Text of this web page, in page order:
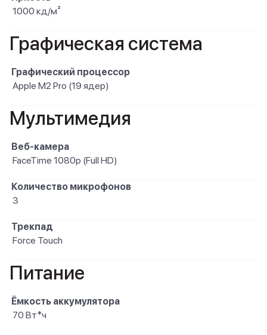
1000 кд/м²
Графическая система
Графический процессор
Apple M2 Pro (19 ядер)
Мультимедия
Веб-камера
FaceTime 1080p (Full HD)
Количество микрофонов
3
Трекпад
Force Touch
Питание
Ёмкость аккумулятора
70 Вт*ч